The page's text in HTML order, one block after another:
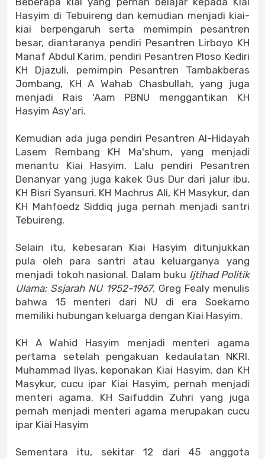
Hasyim di Tebuireng dan kemudian menjadi kiai-
kiai berpengaruh serta memimpin pesantren
besar, diantaranya pendiri Pesantren Lirboyo KH
Manaf Abdul Karim, pendiri Pesantren Ploso Kediri
KH Djazuli, pemimpin Pesantren Tambakberas
Jombang, KH A Wahab Chasbullah, yang juga
menjadi Rais 'Aam PBNU menggantikan KH
Hasyim Asy'ari.
Kemudian ada juga pendiri Pesantren Al-Hidayah
Lasem Rembang KH Ma'shum, yang menjadi
menantu Kiai Hasyim. Lalu pendiri Pesantren
Denanyar yang juga kakek Gus Dur dari jalur ibu,
KH Bisri Syansuri. KH Machrus Ali, KH Masykur, dan
KH Mahfoedz Siddiq juga pernah menjadi santri
Tebuireng.
Selain itu, kebesaran Kiai Hasyim ditunjukkan
pula oleh para santri atau keluarganya yang
menjadi tokoh nasional. Dalam buku Ijtihad Politik
Ulama: Ssjarah NU 1952-1967, Greg Fealy menulis
bahwa 15 menteri dari NU di era Soekarno
memiliki hubungan keluarga dengan Kiai Hasyim.
KH A Wahid Hasyim menjadi menteri agama
pertama setelah pengakuan kedaulatan NKRI.
Muhammad Ilyas, keponakan Kiai Hasyim, dan KH
Masykur, cucu ipar Kiai Hasyim, pernah menjadi
menteri agama. KH Saifuddin Zuhri yang juga
pernah menjadi menteri agama merupakan cucu
ipar Kiai Hasyim
Sementara itu, sekitar 12 dari 45 anggota